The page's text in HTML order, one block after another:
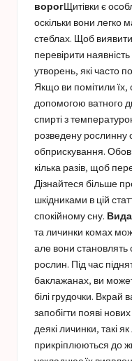
ворогЩитівки є
оскільки вони легко
стеблах. Щоб
перевірити
утворень, які часто
Якщо ви помітили їх,
допомогою ватного
спирті з
розведену рослинну
обприскування.
кілька разів, щоб
Дізнайтеся більше
шкідниками в цій
спокійному сну.
та личинки комах
але вони становлять
рослин. Під час
баклажанах, ви
білі грудочки. Вкрай
запобігти появі
деякі личинки, такі
прикріплюються до